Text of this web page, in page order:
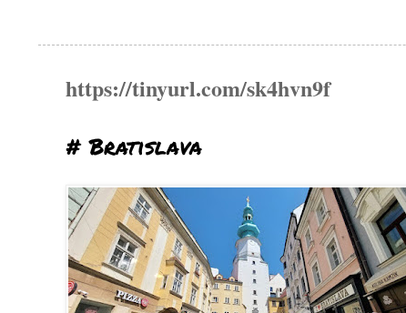
https://tinyurl.com/sk4hvn9f
# Bratislava